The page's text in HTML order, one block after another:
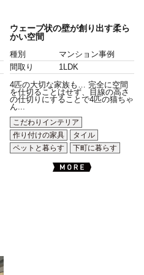
ウェーブ状の壁が創り出す柔ら
かい空間
種別
マンション事例
間取り
1LDK
4匹の大切な家族も… 完全に空間
を仕切ることはせず、目線の高さ
の仕切りにすることで4匹の猫ちゃ
ん...
こだわりインテリア
作り付けの家具
タイル
ペットと暮らす
下町に暮らす